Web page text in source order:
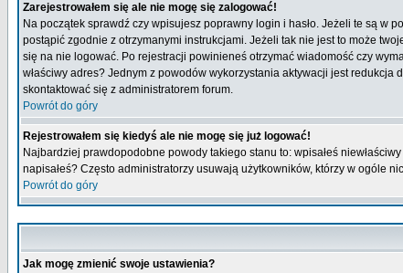
Zarejestrowałem się ale nie mogę się zalogować!
Na początek sprawdź czy wpisujesz poprawny login i hasło. Jeżeli te są w
postąpić zgodnie z otrzymanymi instrukcjami. Jeżeli tak nie jest to może
się na nie logować. Po rejestracji powinieneś otrzymać wiadomość czy
właściwy adres? Jednym z powodów wykorzystania aktywacji jest
skontaktować się z administratorem forum.
Powrót do góry
Rejestrowałem się kiedyś ale nie mogę się już logować!
Najbardziej prawdopodobne powody takiego stanu to: wpisałeś
napisałeś? Często administratorzy usuwają użytkowników, którzy w ogóle
Powrót do góry
Jak mogę zmienić swoje ustawienia?